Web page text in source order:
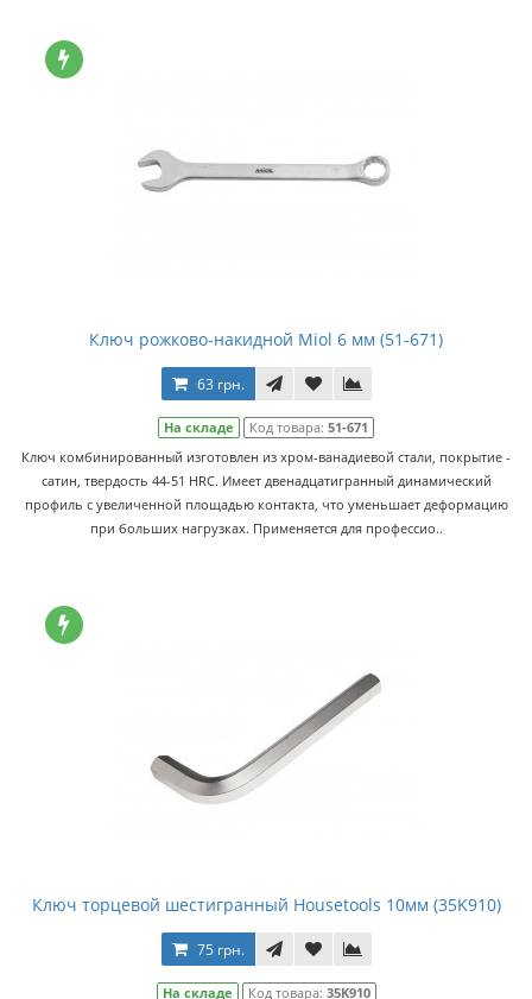
Ключ рожково-накидной Miol 6 мм (51-671)
63 грн.
На складе Код товара: 51-671
Ключ комбинированный изготовлен из хром-ванадиевой стали, покрытие -
сатин, твердость 44-51 HRC. Имеет двенадцатигранный динамический
профиль с увеличенной площадью контакта, что уменьшает деформацию
при больших нагрузках. Применяется для профессио..
Ключ торцевой шестигранный Housetools 10мм (35K910)
75 грн.
На складе Код товара: 35K910